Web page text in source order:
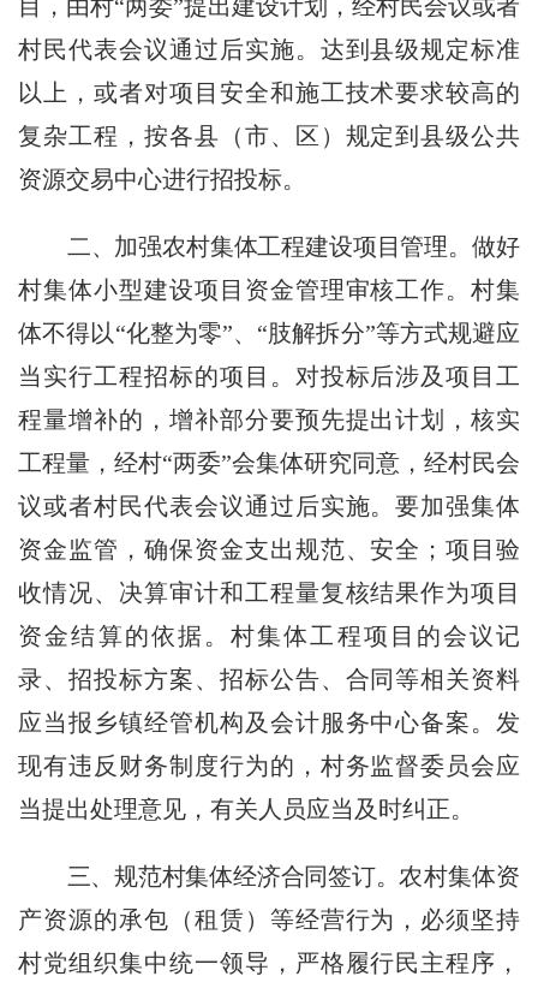
目，由村“两委”提出建设计划，经村民会议或者
村民代表会议通过后实施。达到县级规定标准
以上，或者对项目安全和施工技术要求较高的
复杂工程，按各县（市、区）规定到县级公共
资源交易中心进行招投标。
二、加强农村集体工程建设项目管理。 做好
村集体小型建设项目资金管理审核工作。村集
体不得以“化整为零”、“肢解拆分”等方式规避应
当实行工程招标的项目。对投标后涉及项目工
程量增补的，增补部分要预先提出计划，核实
工程量，经村“两委”会集体研究同意，经村民会
议或者村民代表会议通过后实施。要加强集体
资金监管，确保资金支出规范、安全；项目验
收情况、决算审计和工程量复核结果作为项目
资金结算的依据。村集体工程项目的会议记
录、招投标方案、招标公告、合同等相关资料
应当报乡镇经管机构及会计服务中心备案。发
现有违反财务制度行为的，村务监督委员会应
当提出处理意见，有关人员应当及时纠正。
三、规范村集体经济合同签订。农村集体资
产资源的承包（租赁）等经营行为，必须坚持
村党组织集中统一领导，严格履行民主程序，